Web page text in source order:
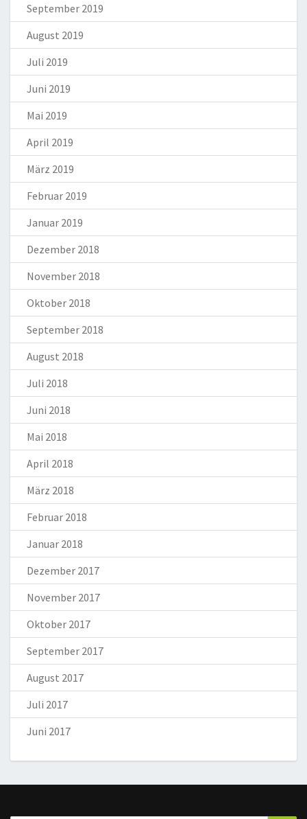
September 2019
August 2019
Juli 2019
Juni 2019
Mai 2019
April 2019
März 2019
Februar 2019
Januar 2019
Dezember 2018
November 2018
Oktober 2018
September 2018
August 2018
Juli 2018
Juni 2018
Mai 2018
April 2018
März 2018
Februar 2018
Januar 2018
Dezember 2017
November 2017
Oktober 2017
September 2017
August 2017
Juli 2017
Juni 2017